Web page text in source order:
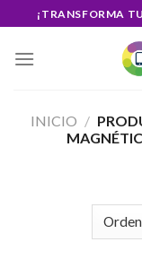
to
content
¡TRANSFORMA
INICIO /